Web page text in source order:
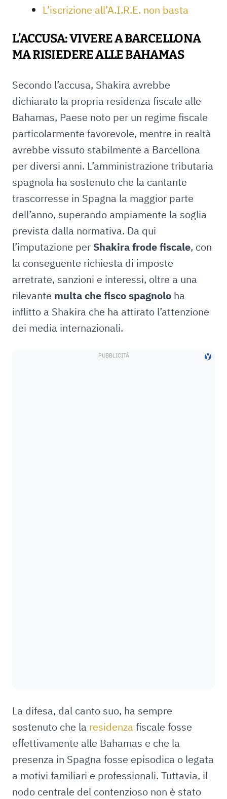
L’iscrizione all’A.I.R.E. non basta
L’ACCUSA: VIVERE A BARCELLONA
MA RISIEDERE ALLE BAHAMAS
Secondo l’accusa, Shakira avrebbe
dichiarato la propria residenza fiscale alle
Bahamas, Paese noto per un regime fiscale
particolarmente favorevole, mentre in realtà
avrebbe vissuto stabilmente a Barcellona
per diversi anni. L’amministrazione tributaria
spagnola ha sostenuto che la cantante
trascorresse in Spagna la maggior parte
dell’anno, superando ampiamente la soglia
prevista dalla normativa. Da qui
l’imputazione per Shakira frode fiscale, con
la conseguente richiesta di imposte
arretrate, sanzioni e interessi, oltre a una
rilevante multa che fisco spagnolo ha
inflitto a Shakira che ha attirato l’attenzione
dei media internazionali.
La difesa, dal canto suo, ha sempre
sostenuto che la residenza fiscale fosse
effettivamente alle Bahamas e che la
presenza in Spagna fosse episodica o legata
a motivi familiari e professionali. Tuttavia, il
nodo centrale del contenzioso non è stato